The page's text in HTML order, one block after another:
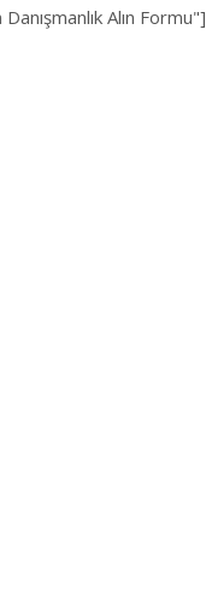
Alın Formu"]